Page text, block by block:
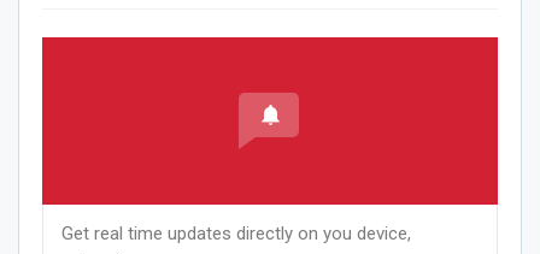
Get real time updates directly on you device,